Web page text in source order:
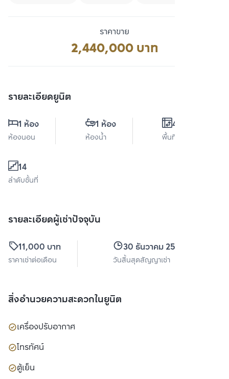
ราคาขาย
2,440,000 บาท
รายละเอียดยูนิต
1 ห้อง
ห้องนอน
1 ห้อง
ห้องน้ำ
42 ตร.ม.
พื้นที่ใช้สอย
14
ลำดับชั้นที่
รายละเอียดผู้เช่าปัจจุบัน
11,000 บาท
ราคาเช่าต่อเดือน
30 ธันวาคม 2568
วันสิ้นสุดสัญญาเช่า
สิ่งอำนวยความสะดวกในยูนิต
เครื่องปรับอากาศ
โทรทัศน์
ตู้เย็น